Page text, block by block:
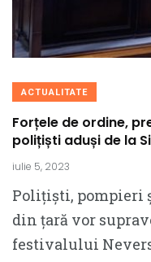
ACTUALITATE
Forțele de ordine,
polițiști aduși de la
iulie 5, 2023
Polițiști, pompieri
din țară vor
festivalului